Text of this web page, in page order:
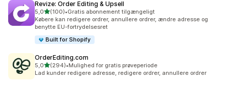
Revize: Order Editing & Upsell
5,0ud af 5 stjerner
(100)
100 anmeldelser i alt
•Gratis abonnement tilgængeligt
Købere kan redigere ordrer, annullere ordrer, ændre adresse og
benytte EU-fortrydelsesret
Built for Shopify
OrderEditing.com
5,0ud af 5 stjerner
(294)
294 anmeldelser i alt
•Mulighed for gratis prøveperiode
Lad kunder redigere adresse, redigere ordrer, annullere ordrer